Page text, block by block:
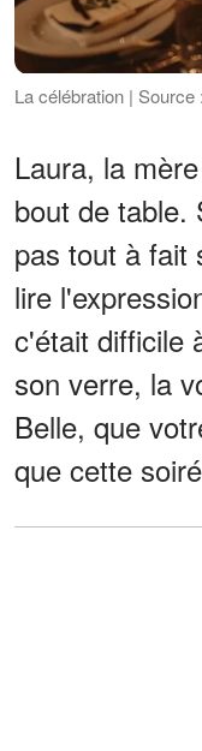
La célébration | Source
Laura, la
bout de table.
pas tout à fait
lire
c'était difficile
son verre, la
Belle, que
que cette